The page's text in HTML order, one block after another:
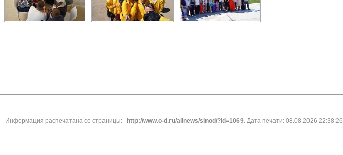
Информация распечатана со страницы: http://www.o-d.ru/allnews/sinod/?id=1069. Дата печати: 08.08.2026 22:38:26